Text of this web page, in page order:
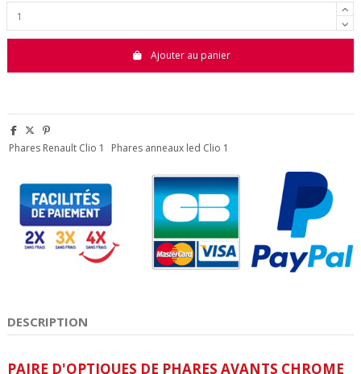
Ajouter au panier
Phares Renault Clio 1 Phares anneaux led Clio 1
DESCRIPTION
PAIRE D'OPTIQUES DE PHARES AVANTS CHROME